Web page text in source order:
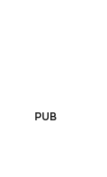
PUB